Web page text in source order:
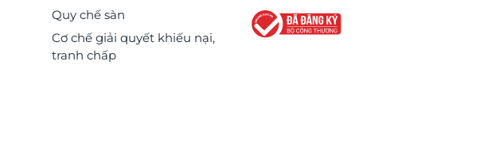
Quy chế sàn
Cơ chế giải quyết khiếu nại,
tranh chấp